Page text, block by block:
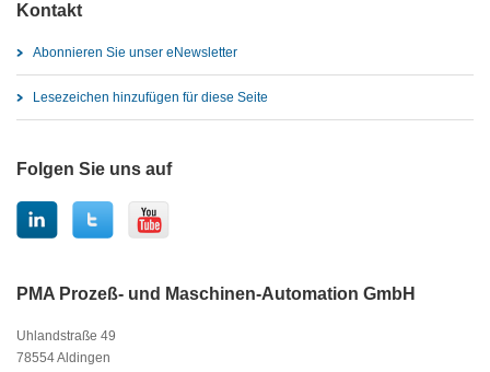
Kontakt
Abonnieren Sie unser eNewsletter
Lesezeichen hinzufügen für diese Seite
Folgen Sie uns auf
PMA Prozeß- und Maschinen-Automation GmbH
Uhlandstraße 49
78554 Aldingen